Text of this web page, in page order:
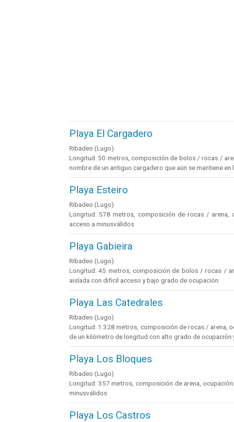
Playa El Cargadero
Ribadeo (Lugo)
Longitud: 50 metros, composición de bolos / rocas /
nombre de un antiguo cargadero que aún se mantiene en
Playa Esteiro
Ribadeo (Lugo)
Longitud: 578 metros, composición de rocas / arena,
acceso a minusválidos
Playa Gabieira
Ribadeo (Lugo)
Longitud: 45 metros, composición de bolos / rocas /
aislada con dificil acceso y bajo grado de ocupación.
Playa Las Catedrales
Ribadeo (Lugo)
Longitud: 1.328 metros, composición de rocas / arena,
de un kilómetro de longitud con alto grado de ocupación
Playa Los Bloques
Ribadeo (Lugo)
Longitud: 357 metros, composición de arena,
minusválidos
Playa Los Castros